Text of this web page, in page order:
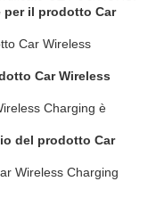
per il prodotto Car
Car Wireless
Car Wireless
Charging è
del prodotto Car
Wireless Charging